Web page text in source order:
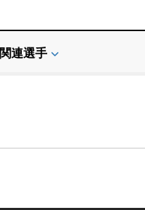
関連選手